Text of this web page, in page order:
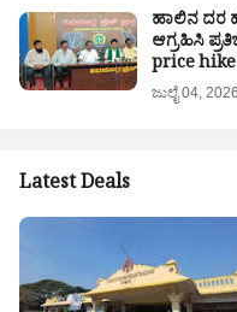
ಹಾಲಿನ ದರ
ಆಗ್ರಹಿಸಿ
price
ಜುಲೈ 04, 2026
Latest Deals